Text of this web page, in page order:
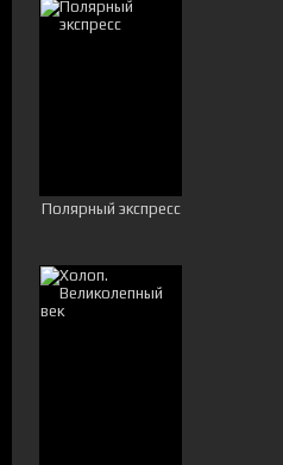
Полярный экспресс